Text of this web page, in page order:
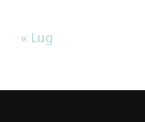
« Lug